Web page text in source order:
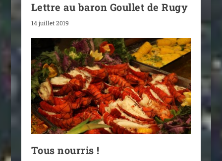
Lettre au baron Goullet de Rugy
14 juillet 2019
Tous nourris !